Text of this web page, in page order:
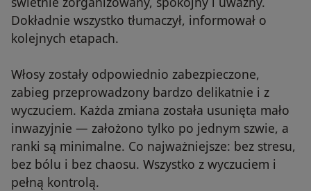
Dokładnie wszystko tłumaczył, informował o
kolejnych etapach.
Włosy zostały odpowiednio zabezpieczone,
zabieg przeprowadzony bardzo delikatnie i z
wyczuciem. Każda zmiana została usunięta mało
inwazyjnie — założono tylko po jednym szwie, a
ranki są minimalne. Co najważniejsze: bez stresu,
bez bólu i bez chaosu. Wszystko z wyczuciem i
pełną kontrolą.